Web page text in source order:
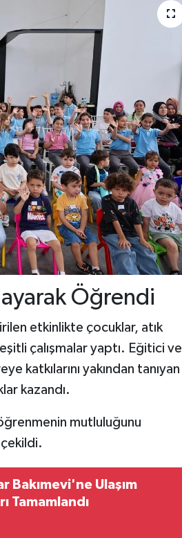
Öğrendi
etkinlikte çocuklar, atık
çalışmalar yaptı. Eğitici ve
katkılarını yakından tanıyan
kazandı.
mutluluğunu
Bakımevi'ne Ulaşım
Tamamlandı